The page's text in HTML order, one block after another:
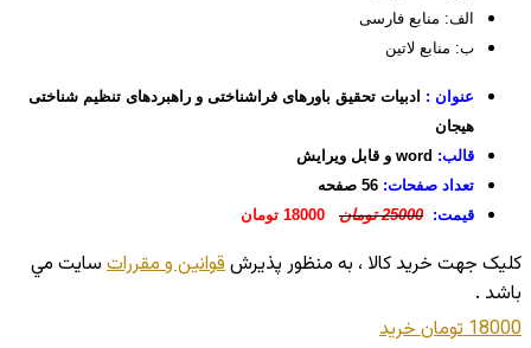
الف: منابع فارسی
ب: منابع لاتین
عنوان : ادبیات تحقیق باورهای فراشناختی و راهبردهای تنظیم شناختی
هیجان
قالب:
تعداد صفحات:
قیمت: 25000 تومان 18000 تومان
کليک جهت خريد کالا ، به منظور پذيرشقوانين و مقررات سايت مي
باشد .
18000 تومان
خريد